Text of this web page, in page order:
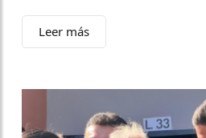
Leer más